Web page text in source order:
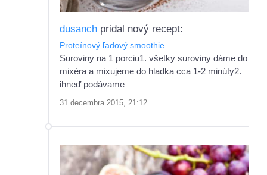
dusanch pridal nový recept:
Proteínový ľadový smoothie
Suroviny na 1 porciu1. všetky suroviny dáme do
mixéra a mixujeme do hladka cca 1-2 minúty2.
ihneď podávame
31 decembra 2015, 21:12